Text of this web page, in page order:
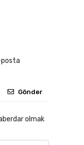
posta
Gönder
olmak